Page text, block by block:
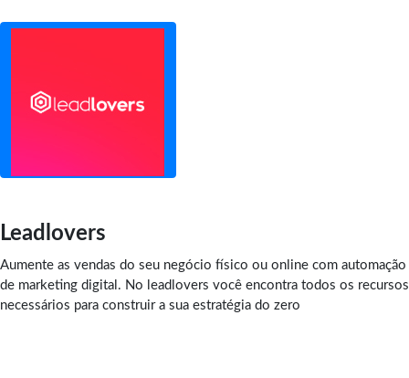
Leadlovers
Aumente as vendas do seu negócio físico ou online com automação
de marketing digital. No leadlovers você encontra todos os recursos
necessários para construir a sua estratégia do zero